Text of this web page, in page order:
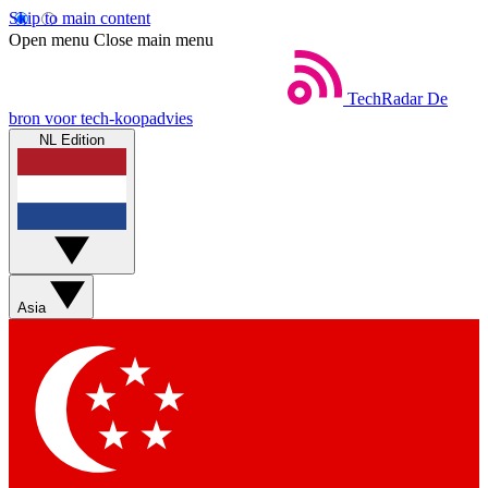
Skip to main content
Open menu Close main menu
TechRadar De
bron voor tech-koopadvies
NL Edition
Asia